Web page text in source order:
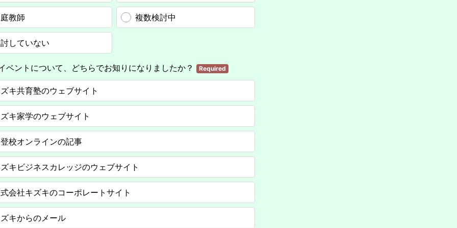
教師 複数検討中
していない
ベントについて、どちらでお知りになりましたか？ Required
キ共育塾のウェブサイト
キ家学のウェブサイト
校オンラインの記事
キビジネスカレッジのウェブサイト
会社キズキのコーポレートサイト
キからのメール